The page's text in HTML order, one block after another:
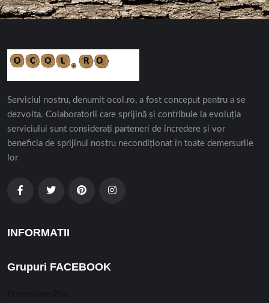
Serviciul nostru, denumit ocol.ro, a fost conceput pentru a se
dezvolta. Colaboratorii care sprijină și contribuie la evoluția
serviciului sunt considerați parteneri de încredere și vor
beneficia de sprijinul nostru necondiționat în toate demersurile
lor
INFORMATII
Grupuri FACEBOOK